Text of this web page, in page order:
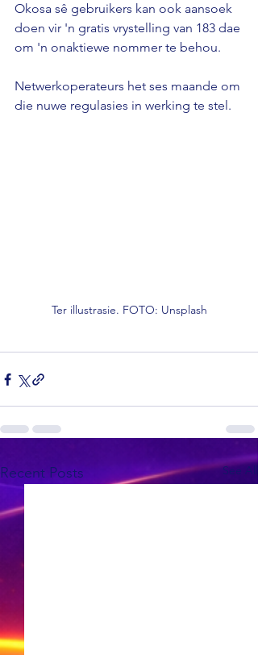
Okosa sê gebruikers kan ook aansoek
doen vir 'n gratis vrystelling van 183 dae
om 'n onaktiewe nommer te behou.
Netwerkoperateurs het ses maande om
die nuwe regulasies in werking te stel.
Ter illustrasie. FOTO: Unsplash
Recent Posts See All